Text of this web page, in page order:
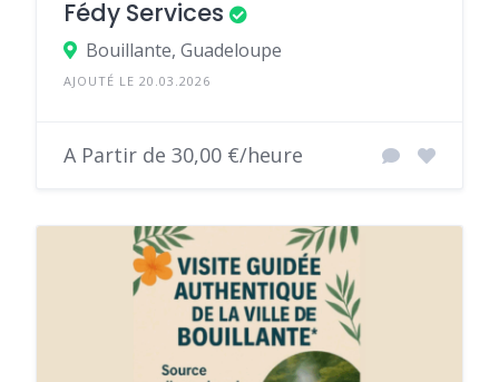
Fédy Services
Bouillante, Guadeloupe
AJOUTÉ LE 20.03.2026
A Partir de 30,00 €/heure